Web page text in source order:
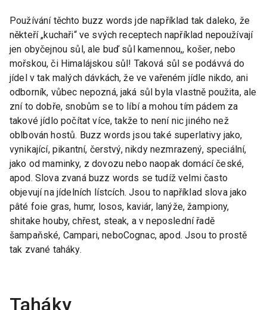
Používání těchto buzz words jde například tak daleko, že
někteří „kuchaři“ ve svých receptech například nepoužívají
jen obyčejnou sůl, ale buď sůl kamennou,, košer, nebo
mořskou, či Himalájskou sůl! Taková sůl se podávvá do
jídel v tak malých dávkách, že ve vařeném jídle nikdo, ani
odborník, vůbec nepozná, jaká sůl byla vlastně použita, ale
zní to dobře, snobům se to líbí a mohou tím pádem za
takové jídlo počítat více, takže to není nic jiného než
oblbován hostů. Buzz words jsou také superlativy jako,
vynikající, pikantní, čerstvý, nikdy nezmrazený, speciální,
jako od maminky, z dovozu nebo naopak domácí české,
apod. Slova zvaná buzz words se tudíž velmi často
objevují na jídelních lístcích. Jsou to například slova jako
pâté foie gras, humr, losos, kaviár, lanýže, žampiony,
shitake houby, chřest, steak, a v neposlední řadě
šampaňské, Campari, neboCognac, apod. Jsou to prostě
tak zvané taháky.
Taháky